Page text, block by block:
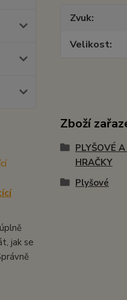
jak se
Zvuk
Velikost
Zboží
PLYŠOVÉ
HRAČKY
Plyšové